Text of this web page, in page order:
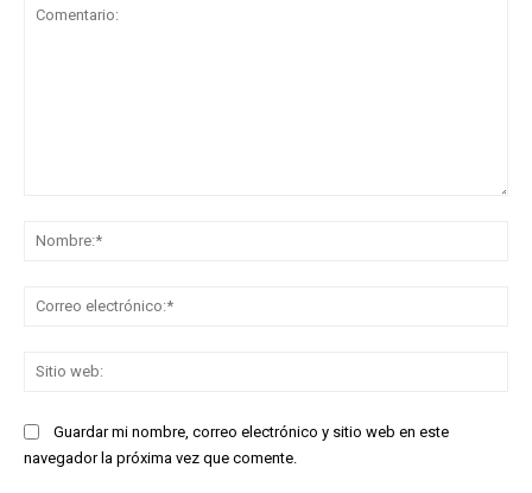
Guardar mi nombre, correo electrónico y sitio web en este
navegador la próxima vez que comente.